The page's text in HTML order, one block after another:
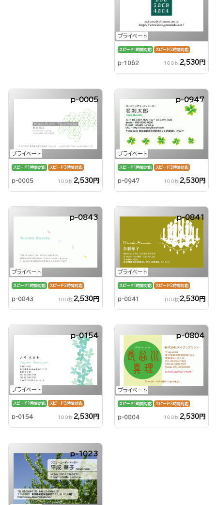
プライベート
スピード1時間対応 スピード3時間対応
p-1062 100枚 2,530円
プライベート
p-0005
スピード1時間対応 スピード3時間対応
p-0005 100枚 2,530円
プライベート
p-0947
スピード1時間対応 スピード3時間対応
p-0947 100枚 2,530円
プライベート
p-0843
スピード1時間対応 スピード3時間対応
p-0843 100枚 2,530円
プライベート
p-0841
スピード1時間対応 スピード3時間対応
p-0841 100枚 2,530円
プライベート
p-0154
スピード1時間対応 スピード3時間対応
p-0154 100枚 2,530円
プライベート
p-0804
スピード1時間対応 スピード3時間対応
p-0804 100枚 2,530円
p-1023